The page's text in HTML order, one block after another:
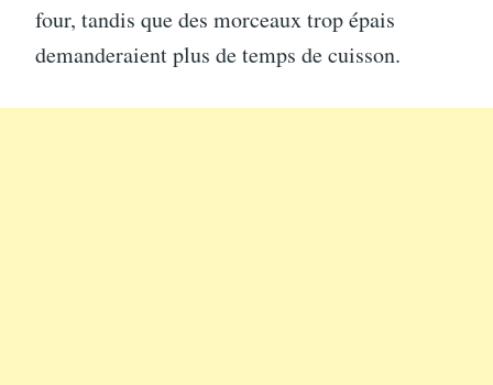
four, tandis que des morceaux trop épais
demanderaient plus de temps de cuisson.